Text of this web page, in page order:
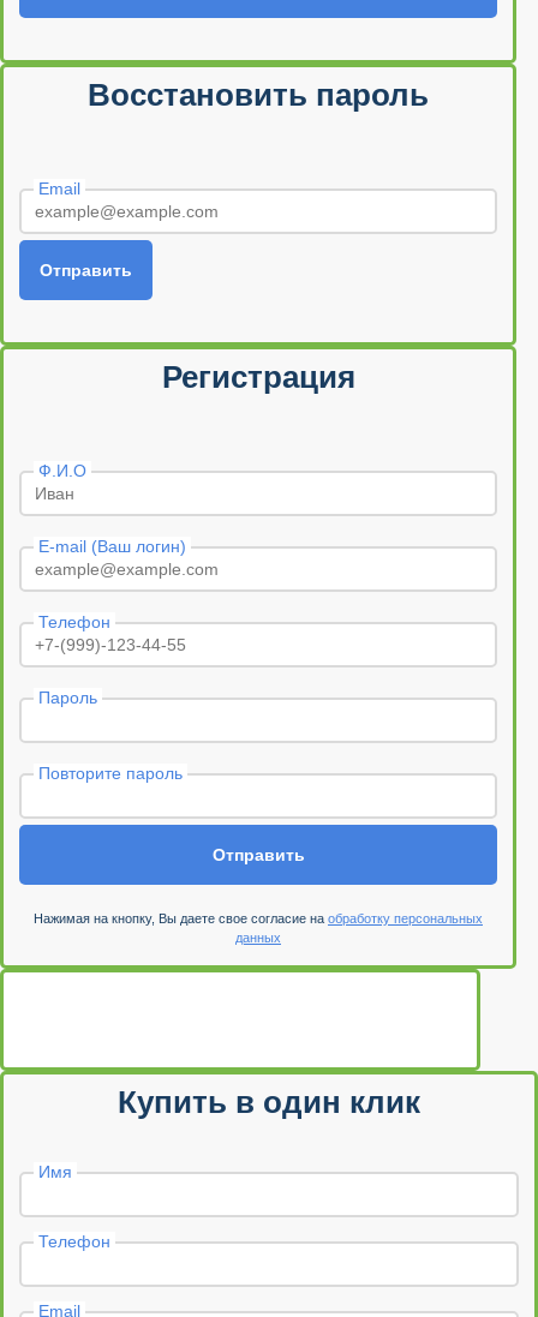
Восстановить пароль
Email
Отправить
Регистрация
Ф.И.О
E-mail (Ваш логин)
Телефон
Пароль
Повторите пароль
Отправить
Нажимая на кнопку, Вы даете свое согласие на обработку персональных
данных
Купить в один клик
Имя
Телефон
Email